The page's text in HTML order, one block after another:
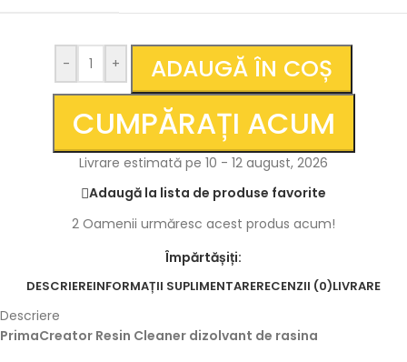
- + ADAUGĂ ÎN COȘ
CUMPĂRAȚI ACUM
Livrare estimată pe 10 - 12 august, 2026
Adaugă la lista de produse favorite
2 Oamenii urmăresc acest produs acum!
Împărtășiți:
DESCRIEREINFORMAȚII SUPLIMENTARERECENZII (0)LIVRARE
Descriere
PrimaCreator Resin Cleaner dizolvant de rasina